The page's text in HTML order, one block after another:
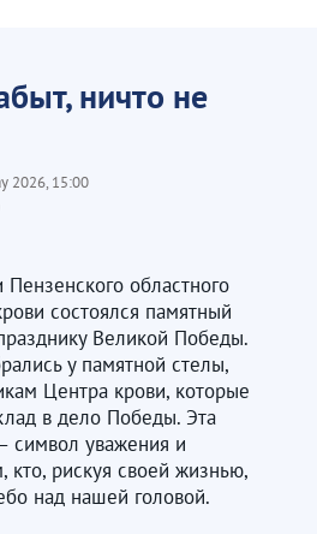
ничто не
2026, 15:00
областного
состоялся памятный
Великой Победы.
у памятной стелы,
Центра крови, которые
в дело Победы. Эта
символ уважения и
кто, рискуя своей жизнью,
над нашей головой.